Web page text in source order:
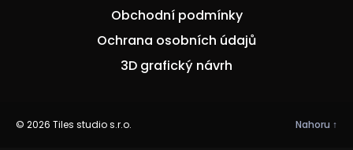
Obchodní podmínky
Ochrana osobních údajů
3D grafický návrh
© 2026 Tiles studio s.r.o. Nahoru ↑